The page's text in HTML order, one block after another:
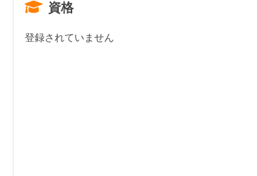
資格
登録されていません